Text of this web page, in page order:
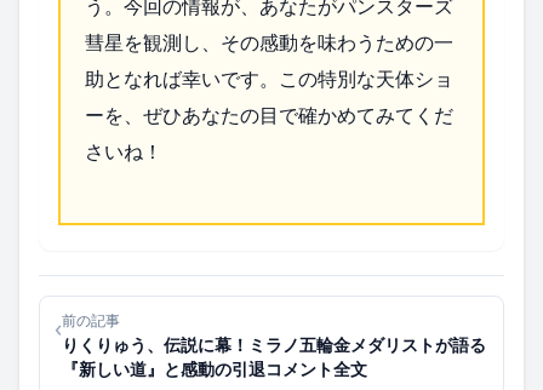
う。今回の情報が、あなたがパンスターズ
彗星を観測し、その感動を味わうための一
助となれば幸いです。この特別な天体ショ
ーを、ぜひあなたの目で確かめてみてくだ
さいね！
‹前の記事
りくりゅう、伝説に幕！ミラノ五輪金メダリストが語る
『新しい道』と感動の引退コメント全文